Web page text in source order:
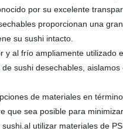
por su excelente
proporcionan una
su sushi intacto.
y al frío ampliamente utilizado
sushi desechables,
de materiales en
que sea posible para
utilizar materiales de